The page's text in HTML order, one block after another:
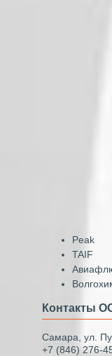
Peak
TAIF
Контакты
Самара, ул.
+7 (846) 276-